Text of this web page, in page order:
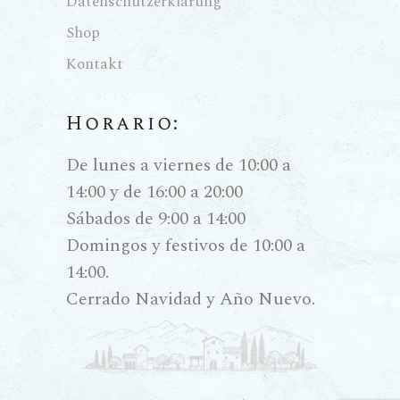
n von
Farbe,
Tanninen
und der
Vinifikati
onsprozess
Die Herstellung von Rotwein ist
ein Prozess der Extraktion und
der Geduld. Im Gegensatz zu
Weißweinen suchen wir hier den
intensiven Kontakt zwischen dem
Shop
Kontakt
Horario:
De lunes a viernes de 10:00 a
14:00 y de 16:00 a 20:00
Sábados de 9:00 a 14:00
Domingos y festivos de 10:00 a
14:00.
Cerrado Navidad y Año Nuevo.